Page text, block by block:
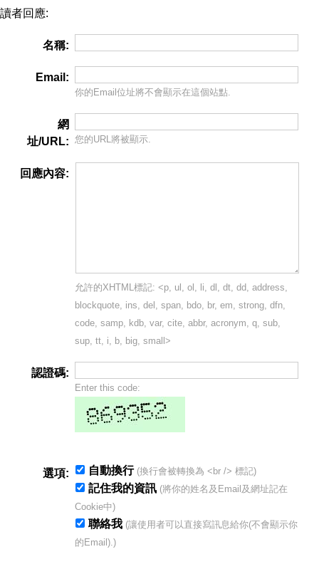
讀者回應:
名稱:
Email:
你的Email位址將不會顯示在這個站點.
網
址/URL: 您的URL將被顯示.
回應內容:
允許的XHTML標記: <p, ul, ol, li, dl, dt, dd, address,
blockquote, ins, del, span, bdo, br, em, strong, dfn,
code, samp, kdb, var, cite, abbr, acronym, q, sub,
sup, tt, i, b, big, small>
認證碼:
Enter this code:
選項: 自動換行 (換行會被轉換為 <br /> 標記)
記住我的資訊 (將你的姓名及Email及網址記在
Cookie中)
聯絡我 (讓使用者可以直接寫訊息給你(不會顯示你
的Email).)